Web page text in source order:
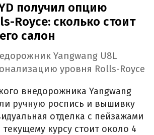
получил опцию
Royce: сколько стоит
салон
Yangwang U8L
уровня Rolls-Royce
внедорожника Yangwang
ручную роспись и вышивку
отделка с пейзажами
курсу стоит около 4